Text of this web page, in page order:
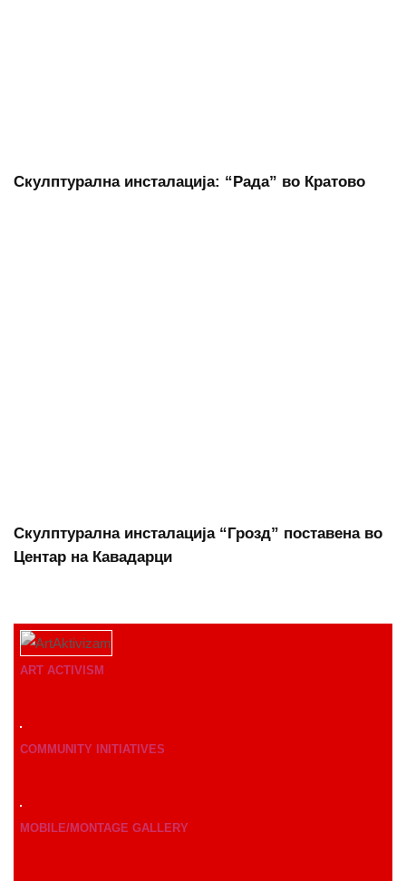
Скулптурална инсталација: “Рада” во Кратово
Скулптурална инсталација “Грозд” поставена во
Центар на Кавадарци
ART ACTIVISM
COMMUNITY INITIATIVES
MOBILE/MONTAGE GALLERY